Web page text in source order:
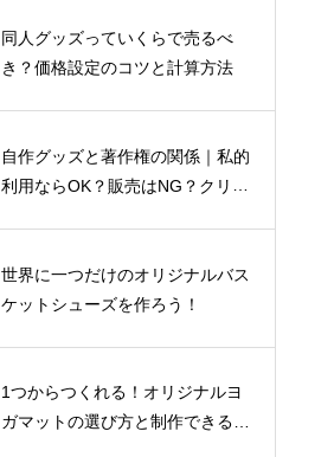
同人グッズっていくらで売るべ
き？価格設定のコツと計算方法
自作グッズと著作権の関係｜私的
利用ならOK？販売はNG？クリエ
世界に一つだけのオリジナルバス
ケットシューズを作ろう！
1つからつくれる！オリジナルヨ
ガマットの選び方と制作できるお
マグカップを販売したい！商品
フェイスタオル制作初心者がま
社員Tシャツ、どう活かす？ブラ